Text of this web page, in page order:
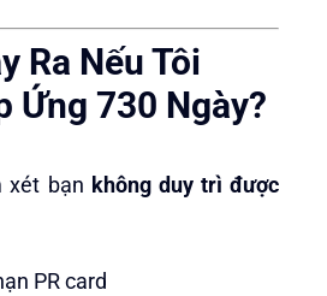
Ra Nếu Tôi
Ứng 730 Ngày?
xét bạn không duy trì được
PR card